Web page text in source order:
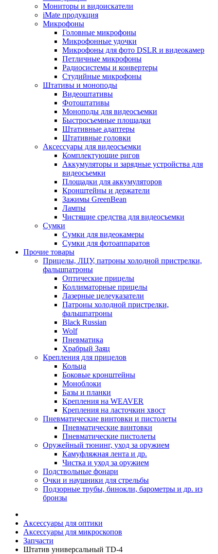
Мониторы и видоискатели
iMate продукция
Микрофоны
Головные микрофоны
Микрофонные удочки
Микрофоны для фото DSLR и видеокамер
Петличные микрофоны
Радиосистемы и конвертеры
Студийные микрофоны
Штативы и моноподы
Видеоштативы
Фотоштативы
Моноподы для видеосъемки
Быстросъемные площадки
Штативные адаптеры
Штативные головки
Аксессуары для видеосъемки
Комплектующие ригов
Аккумуляторы и зарядные устройства для
видеосъемки
Площадки для аккумуляторов
Кронштейны и держатели
Зажимы GreenBean
Лампы
Чистящие средства для видеосъемки
Сумки
Сумки для видеокамеры
Сумки для фотоаппаратов
Прочие товары
Прицелы, ЛЦУ, патроны холодной пристрелки,
фальшпатроны
Оптические прицелы
Коллиматорные прицелы
Лазерные целеуказатели
Патроны холодной пристрелки,
фальшпатроны
Black Russian
Wolf
Пневматика
Храбрый Заяц
Крепления для прицелов
Кольца
Боковые кронштейны
Моноблоки
Базы и планки
Крепления на WEAVER
Крепления на ласточкин хвост
Пневматические винтовки и пистолеты
Пневматические винтовки
Пневматические пистолеты
Оружейный тюнинг, уход за оружием
Камуфляжная лента и др.
Чистка и уход за оружием
Подствольные фонари
Очки и наушники для стрельбы
Подзорные трубы, бинокли, барометры и др. из
бронзы
Аксессуары для оптики
Аксессуары для микроскопов
Запчасти
Штатив универсальный TD-4